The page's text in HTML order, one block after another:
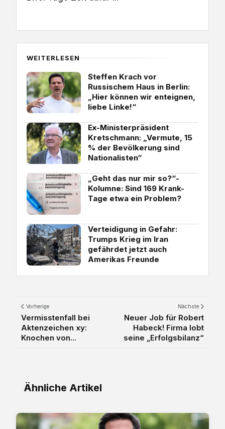
WEITERLESEN
Steffen Krach vor
Russischem Haus in Berlin:
„Hier können wir enteignen,
liebe Linke!“
Ex-Ministerpräsident
Kretschmann: „Vermute, 15
% der Bevölkerung sind
Nationalisten“
„Geht das nur mir so?“-
Kolumne: Sind 169 Krank-
Tage etwa ein Problem?
Verteidigung in Gefahr:
Trumps Krieg im Iran
gefährdet jetzt auch
Amerikas Freunde
Vorherige
Vermisstenfall bei
Aktenzeichen xy:
Knochen von...
Nächste
Neuer Job für Robert
Habeck! Firma lobt
seine „Erfolgsbilanz“
Ähnliche Artikel